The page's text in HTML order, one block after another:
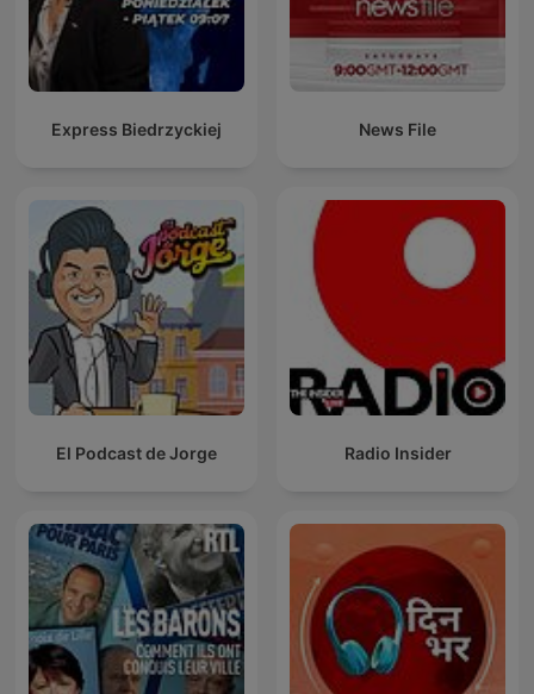
Express Biedrzyckiej News File
El Podcast de Jorge Radio Insider